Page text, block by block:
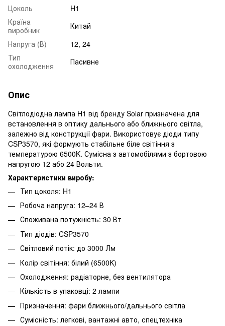
Цоколь
H1
Країна
виробник
Китай
Напруга (В)
12, 24
Тип
охолодження
Пасивне
Опис
Світлодіодна лампа H1 від бренду Solar призначена для
встановлення в оптику дальнього або ближнього світла,
залежно від конструкції фари. Використовує діоди типу
CSP3570, які формують стабільне біле світіння з
температурою 6500K. Сумісна з автомобілями з бортовою
напругою 12 або 24 Вольти.
Характеристики виробу:
Тип цоколя: H1
Робоча напруга: 12–24 В
Споживана потужність: 30 Вт
Тип діодів: CSP3570
Світловий потік: до 3000 Лм
Колір світіння: білий (6500K)
Охолодження: радіаторне, без вентилятора
Кількість в упаковці: 2 лампи
Призначення: фари ближнього/дальнього світла
Сумісність: легкові, вантажні авто, спецтехніка